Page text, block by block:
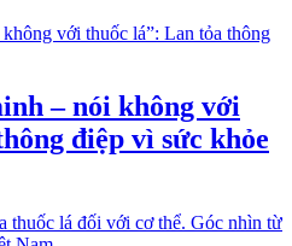
– nói không với
điệp vì sức khỏe